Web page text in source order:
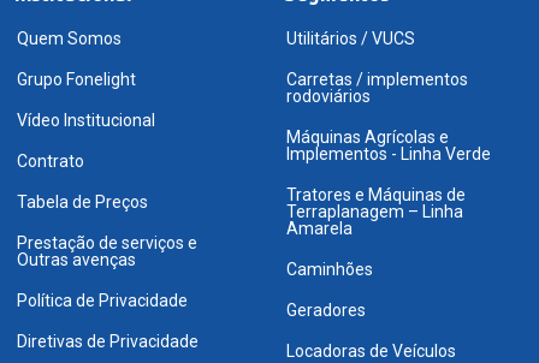
Quem Somos
Grupo Fonelight
Vídeo Institucional
Contrato
Tabela de Preços
Prestação de serviços e
Outras avenças
Política de Privacidade
Diretivas de Privacidade
Utilitários / VUCS
Carretas / implementos
rodoviários
Máquinas Agrícolas e
Implementos - Linha Verde
Tratores e Máquinas de
Terraplanagem – Linha
Amarela
Caminhões
Geradores
Locadoras de Veículos